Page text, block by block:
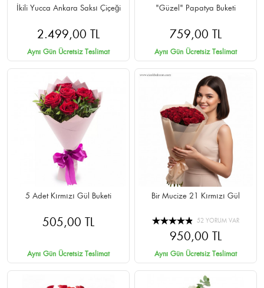
İkili Yucca Ankara Saksı Çiçeği
2.499,00 TL
Aynı Gün Ücretsiz Teslimat
"Güzel" Papatya Buketi
759,00 TL
Aynı Gün Ücretsiz Teslimat
5 Adet Kırmızı Gül Buketi
505,00 TL
Aynı Gün Ücretsiz Teslimat
Bir Mucize 21 Kırmızı Gül
52 YORUM VAR
950,00 TL
Aynı Gün Ücretsiz Teslimat